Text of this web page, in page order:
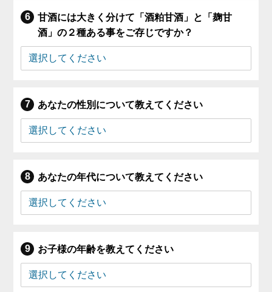
甘酒には大きく分けて「酒粕甘酒」と「麹甘
酒」の２種ある事をご存じですか？
あなたの性別について教えてください
あなたの年代について教えてください
お子様の年齢を教えてください